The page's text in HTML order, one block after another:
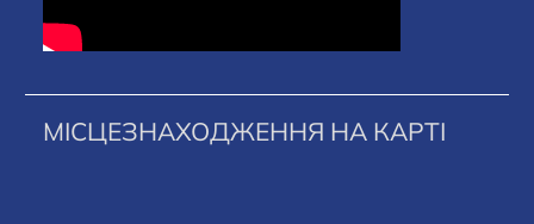
МІСЦЕЗНАХОДЖЕННЯ НА КАРТІ